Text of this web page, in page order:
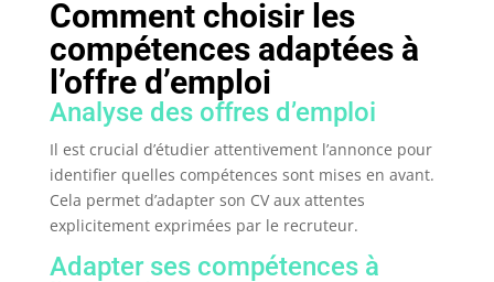
Comment choisir les
compétences adaptées à
l’offre d’emploi
Analyse des offres d’emploi
Il est crucial d’étudier attentivement l’annonce pour
identifier quelles compétences sont mises en avant.
Cela permet d’adapter son CV aux attentes
explicitement exprimées par le recruteur.
Adapter ses compétences à